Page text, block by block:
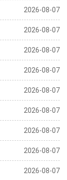
2026-08-07
2026-08-07
2026-08-07
2026-08-07
2026-08-07
2026-08-07
2026-08-07
2026-08-07
2026-08-07